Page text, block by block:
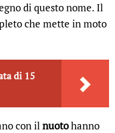
di questo nome. Il
che mette in moto
di 15
con ilnuotohanno